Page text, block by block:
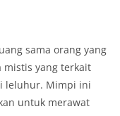
sama orang yang
mistis yang terkait
leluhur. Mimpi ini
untuk merawat